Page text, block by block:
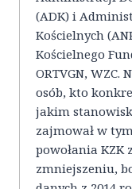
(ADK) i
Kościelnych
Kościelnego
ORTVGN, WZC.
osób, kto
jakim
zajmował w
powołania KZK
zmniejszeniu,